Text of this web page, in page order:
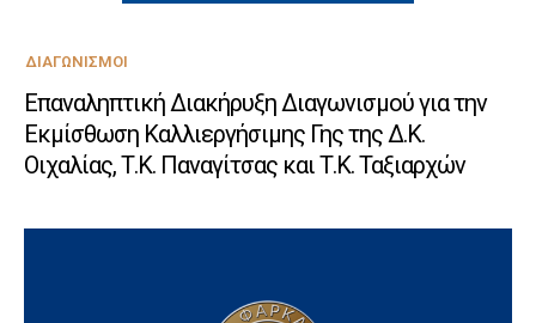
ΔΙΑΓΩΝΙΣΜΟΊ
Επαναληπτική Διακήρυξη Διαγωνισμού για την
Εκμίσθωση Καλλιεργήσιμης Γης της Δ.Κ.
Οιχαλίας, Τ.Κ. Παναγίτσας και Τ.Κ. Ταξιαρχών